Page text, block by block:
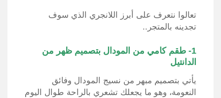
تعالوا نتعرف على أبرز اللانجري الذي سوف
تجدينه بالمتجر..
1- طقم كامي من المودال بتصميم ظهر من
الدانتيل
يأتي بتصميم مبهر من نسيج المودال وفائق
النعومة، وهو ما يجعلك تشعري بالراحة طوال اليوم